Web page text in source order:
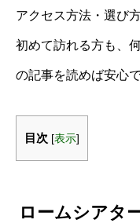
アクセス方法・選び
初めて訪れる方も、
の記事を読めば安心で
目次 [表示]
ロームシアタ